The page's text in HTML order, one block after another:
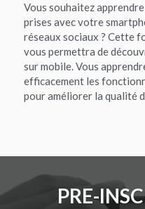
Vous souhaitez
prises avec votre
réseaux sociaux ? Cette
vous permettra de
sur mobile. Vous
efficacement les
pour améliorer la qualité
PRE-